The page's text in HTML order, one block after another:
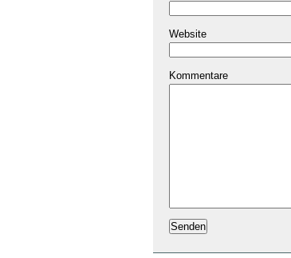
Website
Kommentare